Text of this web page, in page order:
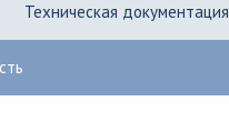
Техническая документация